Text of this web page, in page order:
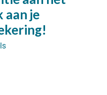
aan je